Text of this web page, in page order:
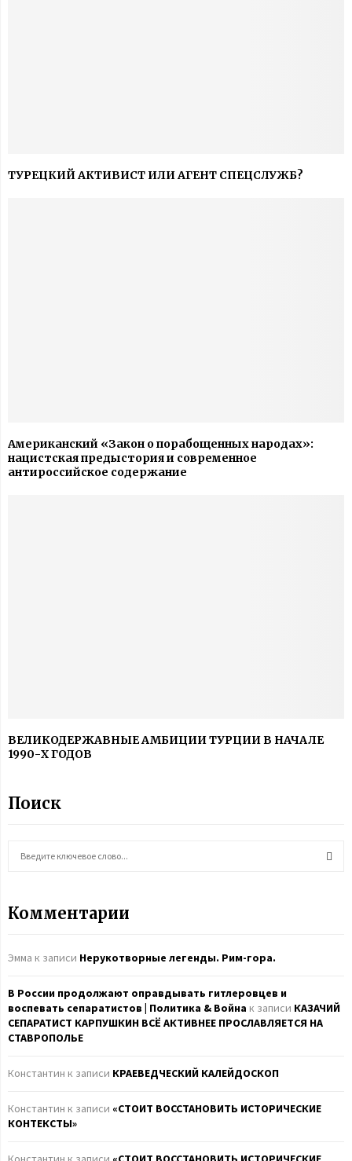
ТУРЕЦКИЙ АКТИВИСТ ИЛИ АГЕНТ СПЕЦСЛУЖБ?
Американский «Закон о порабощенных народах»:
нацистская предыстория и современное
антироссийское содержание
ВЕЛИКОДЕРЖАВНЫЕ АМБИЦИИ ТУРЦИИ В НАЧАЛЕ
1990-Х ГОДОВ
Поиск
c
o
:
C
Комментарии
Эмма к записи Нерукотворные легенды. Рим-гора.
В России продолжают оправдывать гитлеровцев и
воспевать сепаратистов | Политика & Война к записи КАЗАЧИЙ
СЕПАРАТИСТ КАРПУШКИН ВСЁ АКТИВНЕЕ ПРОСЛАВЛЯЕТСЯ НА
СТАВРОПОЛЬЕ
Константин к записи КРАЕВЕДЧЕСКИЙ КАЛЕЙДОСКОП
Константин к записи «СТОИТ ВОССТАНОВИТЬ ИСТОРИЧЕСКИЕ
КОНТЕКСТЫ»